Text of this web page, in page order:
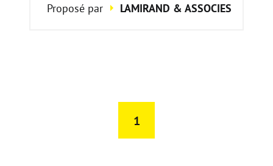
Proposé par LAMIRAND & ASSOCIES
1